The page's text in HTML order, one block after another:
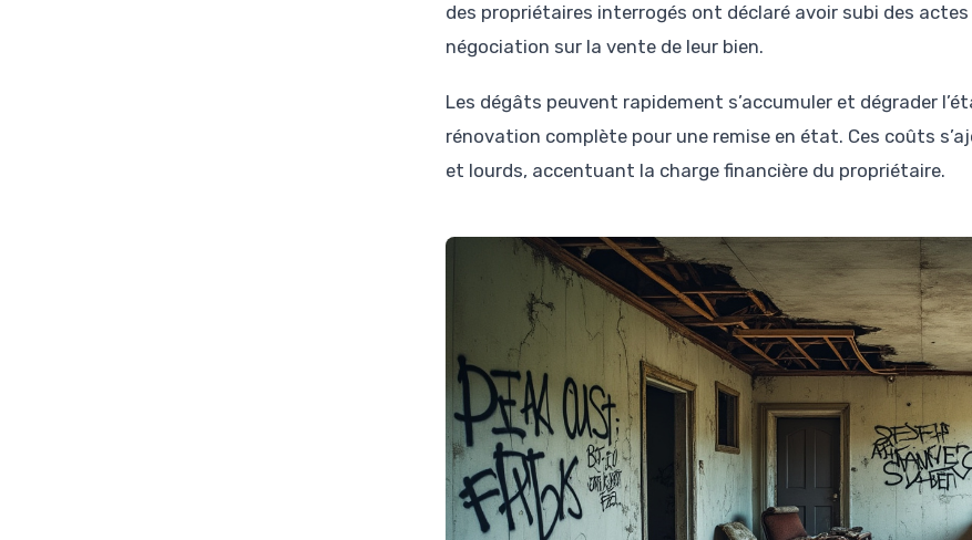
des propriétaires interrogés ont déclaré avoir subi des
négociation sur la vente de leur bien.
Les dégâts peuvent rapidement s’accumuler et dégrader
rénovation complète pour une remise en état. Ces coûts
et lourds, accentuant la charge financière du propriétaire.